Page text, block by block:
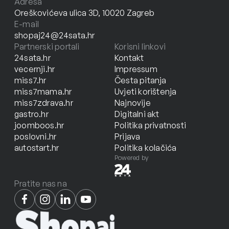
Oreškovićeva ulica 3D, 10020 Zagreb
E-mail
shopaj24@24sata.hr
Partnerski portali
24sata.hr
vecernji.hr
miss7.hr
miss7mama.hr
miss7zdrava.hr
gastro.hr
joomboos.hr
poslovni.hr
autostart.hr
Korisni linkovi
Kontakt
Impressum
Česta pitanja
Uvjeti korištenja
Najnovije
Digitalni akt
Politika privatnosti
Prijava
Politika kolačića
Powered by
Pratite nas na